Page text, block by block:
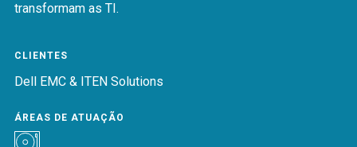
transformam as TI.
CLIENTES
Dell EMC & ITEN Solutions
ÁREAS DE ATUAÇÃO